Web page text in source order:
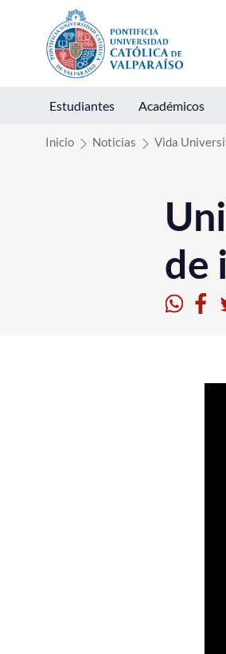
Click acá para ir directamente al contenido
Estudiantes Académicos
Inicio Noticias Vida
de